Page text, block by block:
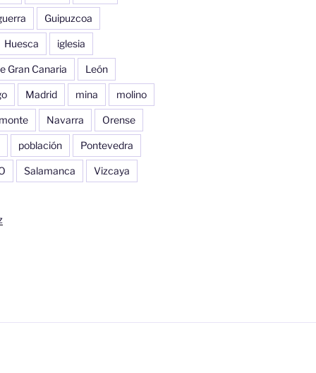
Guipuzcoa
Huesca iglesia
Gran Canaria León
Madrid mina molino
monte Navarra Orense
población Pontevedra
Salamanca Vizcaya